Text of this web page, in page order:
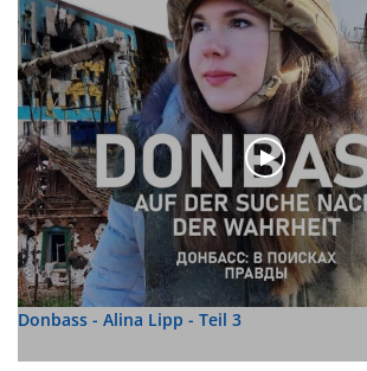
Donbass - Alina Lipp - Teil 3